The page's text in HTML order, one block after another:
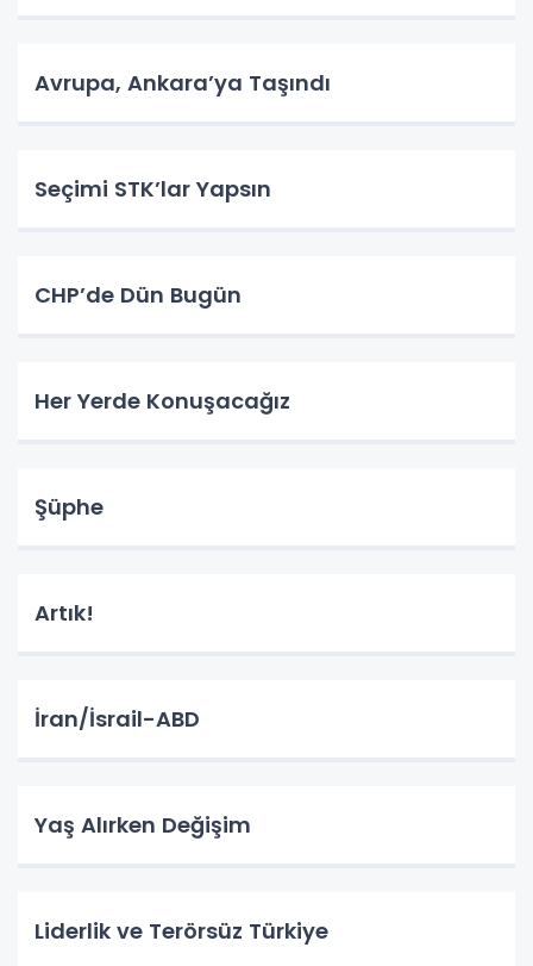
Avrupa, Ankara’ya Taşındı
Seçimi STK’lar Yapsın
CHP’de Dün Bugün
Her Yerde Konuşacağız
Şüphe
Artık!
İran/İsrail-ABD
Yaş Alırken Değişim
Liderlik ve Terörsüz Türkiye